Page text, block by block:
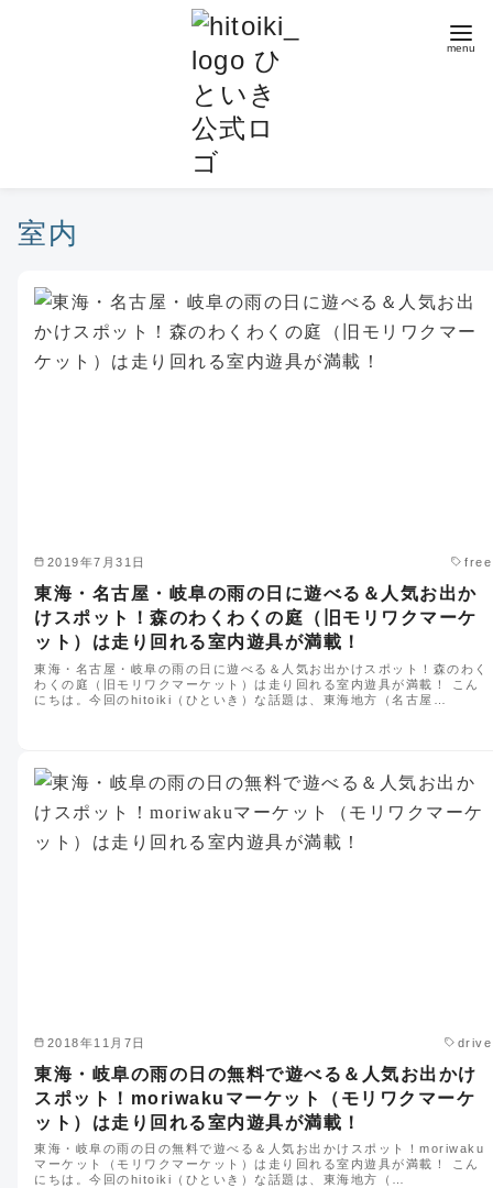
室内
2019年7月31日 free
東海・名古屋・岐阜の雨の日に遊べる＆人気お出か
けスポット！森のわくわくの庭（旧モリワクマーケ
ット）は走り回れる室内遊具が満載！
東海・名古屋・岐阜の雨の日に遊べる＆人気お出かけスポット！森のわく
わくの庭（旧モリワクマーケット）は走り回れる室内遊具が満載！ こん
にちは。今回のhitoiki（ひといき）な話題は、東海地方（名古屋…
2018年11月7日 drive
東海・岐阜の雨の日の無料で遊べる＆人気お出かけ
スポット！moriwakuマーケット（モリワクマーケ
ット）は走り回れる室内遊具が満載！
東海・岐阜の雨の日の無料で遊べる＆人気お出かけスポット！moriwaku
マーケット（モリワクマーケット）は走り回れる室内遊具が満載！ こん
にちは。今回のhitoiki（ひといき）な話題は、東海地方（…